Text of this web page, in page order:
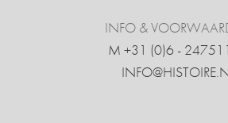
INFO &
M +31 ‍(0)6 -